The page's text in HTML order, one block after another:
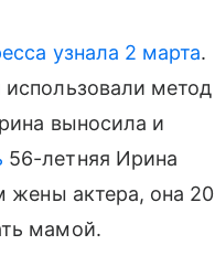
узнала 2 марта.
использовали метод
выносила и
56-летняя Ирина
жены актера, она 20
мамой.